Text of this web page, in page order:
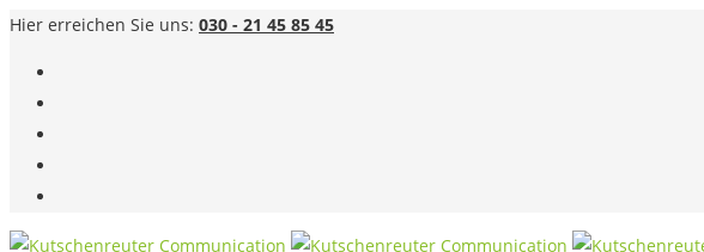
Hier erreichen Sie uns: 030 - 21 45 85 45